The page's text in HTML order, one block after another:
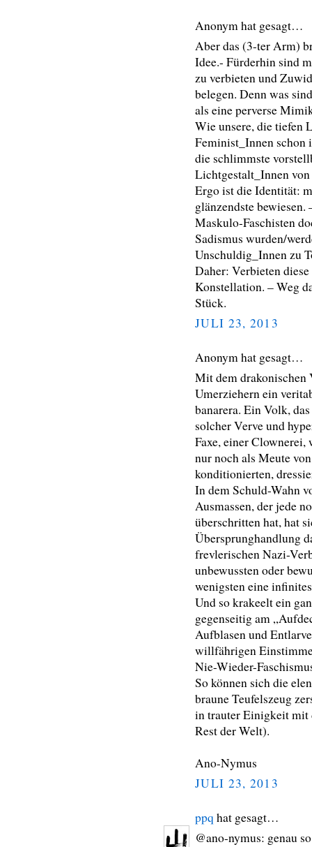
Anonym hat gesagt…
Aber das (3-ter Arm)
Idee.- Fürderhin sind
zu verbieten und
belegen. Denn was
als eine perverse
Wie unsere, die tiefen
Feminist_Innen schon
die schlimmste
Lichtgestalt_Innen
Ergo ist die Identität:
glänzendste
Maskulo-Faschisten
Sadismus wurden/
Unschuldig_Innen zu
Daher: Verbieten
Konstellation. – Weg
Stück.
JULI 23, 2013
Anonym hat gesagt…
Mit dem drakonischen
Umerziehern ein
banarera. Ein Volk,
solcher Verve und
Faxe, einer
nur noch als Meute
konditionierten,
In dem Schuld-Wahn
Ausmassen, der jede
überschritten hat, hat
Übersprunghandlung
frevlerischen Nazi-
unbewussten oder
wenigsten eine
Und so krakeelt ein
gegenseitig am
Aufblasen und
willfährigen
Nie-Wieder-
So können sich die
braune Teufelszeug
in trauter Einigkeit mit
Rest der Welt).
Ano-Nymus
JULI 23, 2013
ppq hat gesagt…
@ano-nymus: genau